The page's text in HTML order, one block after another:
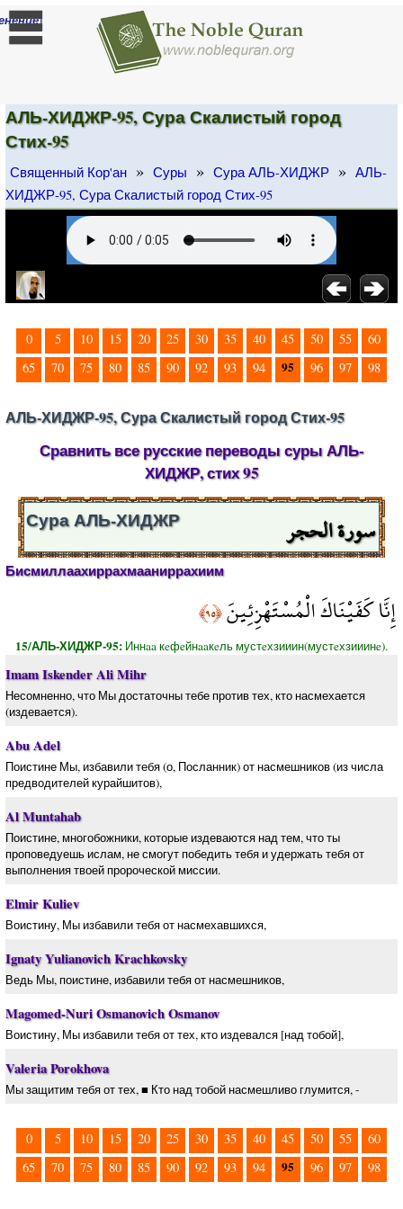
]
АЛЬ-ХИДЖР-95, Сура Скалистый город
Стих-95
Священный Кор'ан » Суры » Сура АЛЬ-ХИДЖР » АЛЬ-
ХИДЖР-95, Сура Скалистый город Стих-95
0 5 10 15 20 25 30 35 40 45 50 55
60
65
70 75 80 85 90 92 93 94 95 96 97 98
АЛЬ-ХИДЖР-95, Сура Скалистый город Стих-95
Сравнить все русские переводы суры АЛЬ-
ХИДЖР, стих 95
سورة الحجر Сура АЛЬ-ХИДЖР
Бисмиллаахиррахмааниррахиим
إِنَّا كَفَيْنَاكَ الْمُسْتَهْزِئِينَ﴿٩٥﴾
15/АЛЬ-ХИДЖР-95: Иннaa кeфeйнaaкeль мустeхзииин(мустeхзииинe).
Imam Iskender Ali Mihr
Несомненно, что Мы достаточны тебе против тех, кто насмехается
(издевается).
Abu Adel
Поистине Мы, избавили тебя (о, Посланник) от насмешников (из числа
предводителей курайшитов),
Al Muntahab
Поистине, многобожники, которые издеваются над тем, что ты
проповедуешь ислам, не смогут победить тебя и удержать тебя от
выполнения твоей пророческой миссии.
Elmir Kuliev
Воистину, Мы избавили тебя от насмехавшихся,
Ignaty Yulianovich Krachkovsky
Ведь Мы, поистине, избавили тебя от насмешников,
Magomed-Nuri Osmanovich Osmanov
Воистину, Мы избавили тебя от тех, кто издевался [над тобой],
Valeria Porokhova
Мы защитим тебя от тех, ■ Кто над тобой насмешливо глумится, -
0 5 10 15 20 25 30 35 40 45 50 55
60
65
70 75 80 85 90 92 93 94 95 96 97 98